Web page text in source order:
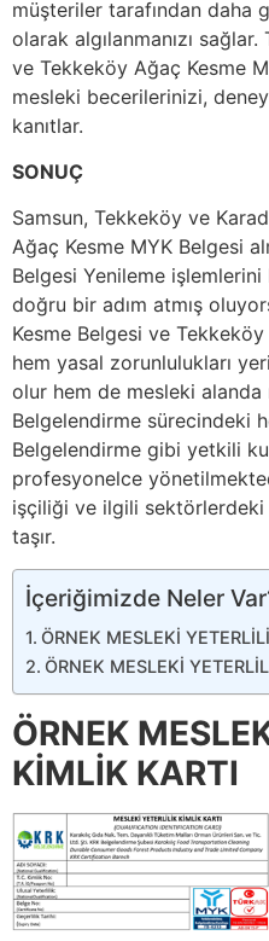
müşteriler tarafından daha
olarak algılanmanızı
ve Tekkeköy Ağaç Kesme
mesleki becerilerinizi,
kanıtlar.
SONUÇ
Samsun, Tekkeköy ve
Ağaç Kesme MYK Belgesi
Belgesi Yenileme
doğru bir adım atmış
Kesme Belgesi ve
hem yasal zorunlulukları
olur hem de mesleki
Belgelendirme sürecindeki
Belgelendirme gibi yetkili
profesyonelce
işçiliği ve ilgili
taşır.
İçeriğimizde Neler
ÖRNEK MESLEKİ
ÖRNEK MESLEKİ
ÖRNEK
KİMLİK KARTI